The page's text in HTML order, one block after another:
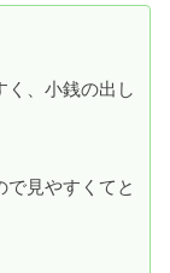
く、小銭の出し
で見やすくてと